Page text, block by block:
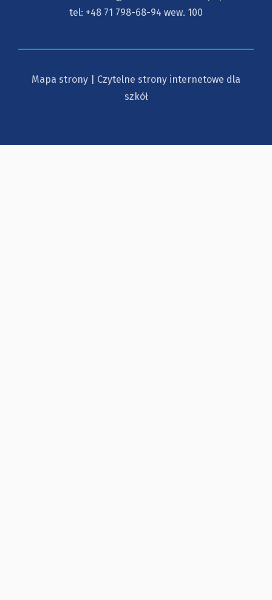
tel: +48 71 798-68-94 wew. 100
Mapa strony
Czytelne strony internetowe dla
szkół